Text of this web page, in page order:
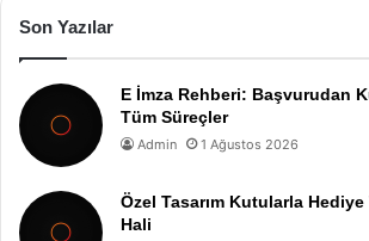
Son Yazılar
E İmza Rehberi: Başvurudan
Tüm Süreçler
Admin 1 Ağustos 2026
Özel Tasarım Kutularla
Hali